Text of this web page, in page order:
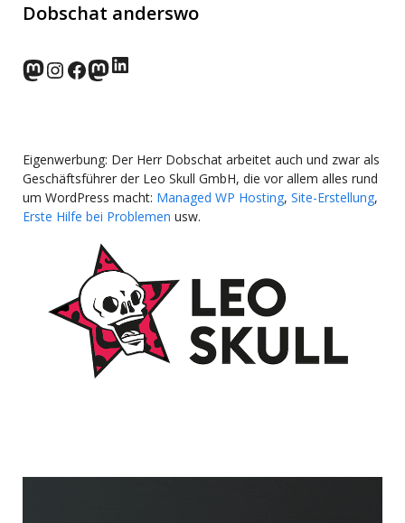
Dobschat anderswo
norden.social
Instagram
Facebook
wp-punks.social
LinkedIn
Eigenwerbung: Der Herr Dobschat arbeitet auch und zwar als
Geschäftsführer der Leo Skull GmbH, die vor allem alles rund
um WordPress macht: Managed WP Hosting, Site-Erstellung,
Erste Hilfe bei Problemen usw.